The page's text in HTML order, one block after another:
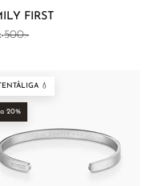
FIRST
pris
Pris
500:-
💧
20%